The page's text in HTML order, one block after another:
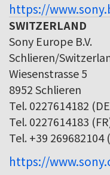
https://
SWITZERLAND
Sony Europe B.V.
Schlieren/
Wiesenstrasse 5
8952 Schlieren
Tel. 0227614182
Tel. 0227614183
Tel. +39 269682104
https://